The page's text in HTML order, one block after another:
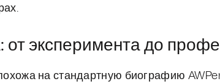
от эксперимента до
на стандартную биографию